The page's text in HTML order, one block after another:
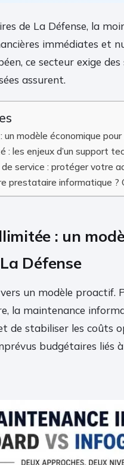
de La Défense, la
immédiates et
ce secteur exige
assurent.
un modèle économique
les enjeux d’un support
service : protéger votre
prestataire informatique
: un
Défense
vers un modèle
la maintenance
de stabiliser les coûts
budgétaires liés